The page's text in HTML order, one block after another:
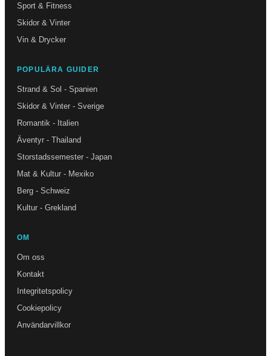
Sport & Fitness
Skidor & Vinter
Vin & Drycker
POPULÄRA GUIDER
Strand & Sol - Spanien
Skidor & Vinter - Sverige
Romantik - Italien
Äventyr - Thailand
Storstadssemester - Japan
Mat & Kultur - Mexiko
Berg - Schweiz
Kultur - Grekland
OM
Om oss
Kontakt
Integritetspolicy
Cookiepolicy
Användarvillkor